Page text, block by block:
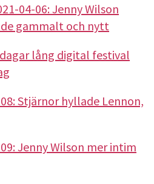
04-06: Jenny Wilson
gammalt och nytt
dagar lång digital festival
Stjärnor hyllade Lennon,
Jenny Wilson mer intim